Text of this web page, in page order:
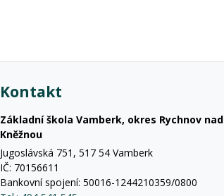
Kontakt
Základní škola Vamberk, okres Rychnov nad
Kněžnou
Jugoslávská 751, 517 54 Vamberk
IČ: 70156611
Bankovní spojení: 50016-1244210359/0800